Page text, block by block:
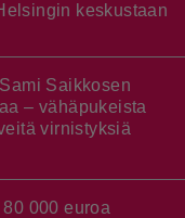
keskustaan
Saikkosen
– vähäpukeista
virnistyksiä
000 euroa